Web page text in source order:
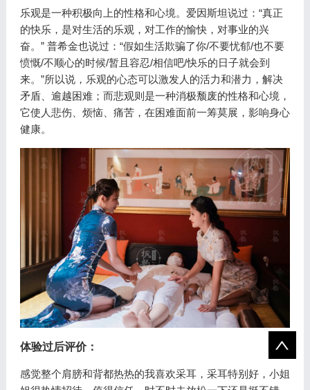
乐观是一种积极向上的性格和心境。爱因斯坦说过：“真正
的快乐，是对生活的乐观，对工作的愉快，对事业的兴
奋。” 普希金也说过：“假如生活欺骗了你/不要忧郁/也不要
愤慨/不顺心的时候/暂且容忍/相信吧/快乐的日子就会到
来。”所以说，乐观的心态可以激发人的活力和潜力，解决
矛盾、逾越困难；而悲观则是一种消极颓废的性格和心境，
它使人悲伤、烦恼、痛苦，在困难面前一筹莫展，影响身心
健康。
体验过后评价：
感觉整个肩膀和背都热热的我喜欢采耳，采耳特别好，小姐